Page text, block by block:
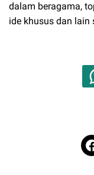
dalam beragama,
ide khusus dan lain